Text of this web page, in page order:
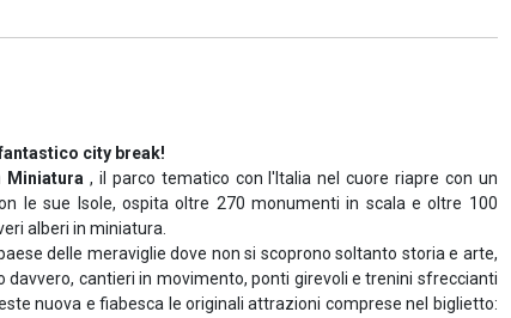
city break!
Miniatura , il parco tematico con l'Italia nel cuore riapre con un
le sue Isole, ospita oltre 270 monumenti in scala e oltre 100
alberi in miniatura.
delle meraviglie dove non si scoprono soltanto storia e arte,
cantieri in movimento, ponti girevoli e trenini sfreccianti
nuova e fiabesca le originali attrazioni comprese nel biglietto: